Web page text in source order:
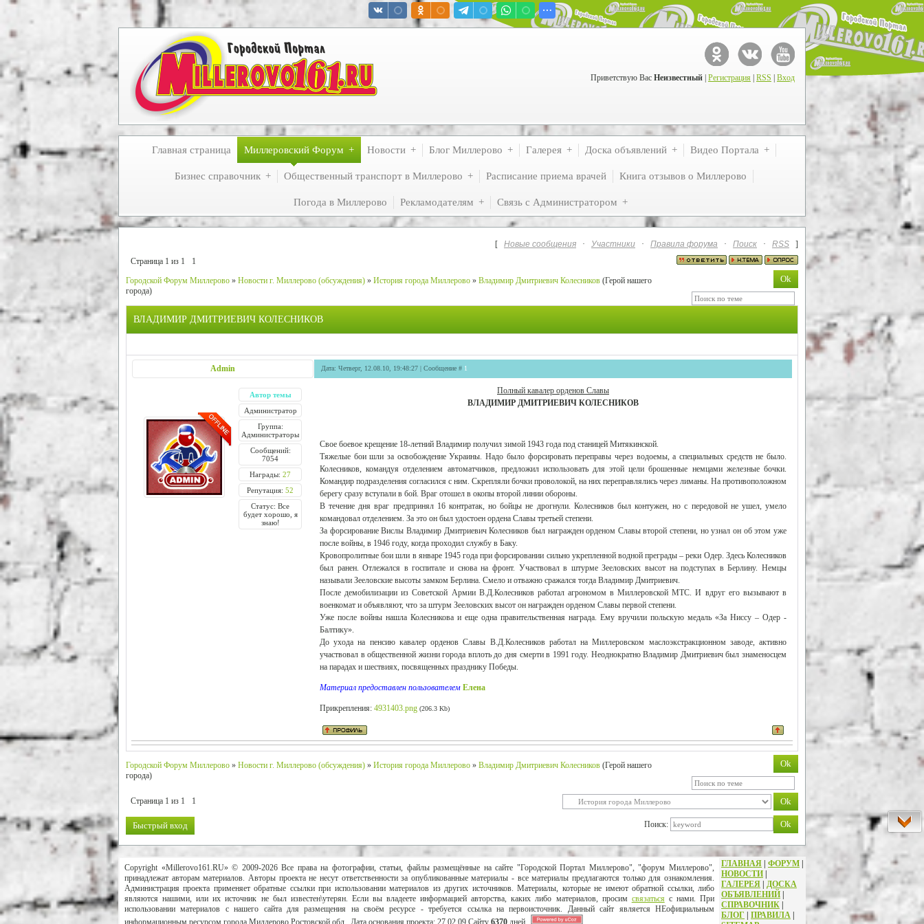
Приветствую Вас Неизвестный Регистрация RSS Вход
Главная страница Миллеровский Форум Новости Блог Миллерово Галерея Доска объявлений Видео Портала
Бизнес справочник Общественный транспорт в Миллерово Расписание приема врачей Книга отзывов о Миллерово
Погода в Миллерово Рекламодателям Связь с Администратором
[ Новые сообщения · Участники · Правила форума · Поиск · RSS
]
Страница 1 из 1
1
Городской Форум Миллерово » Новости г. Миллерово (обсуждения) » История города Миллерово » Владимир Дмитриевич Колесников (Герой нашего
города)
ВЛАДИМИР ДМИТРИЕВИЧ КОЛЕСНИКОВ
Admin Дата: Четверг, 12.08.10, 19:48:27 | Сообщение # 1
Автор темы
Администратор
Группа:
Администраторы
Сообщений:
7054
Награды: 27
Репутация: 52
Статус: Все
будет хорошо, я
знаю!
Полный кавалер орденов Славы
ВЛАДИМИР ДМИТРИЕВИЧ КОЛЕСНИКОВ
Свое боевое крещение 18-летний Владимир получил зимой 1943 года под станицей Митякинской.
Тяжелые бои шли за освобождение Украины. Надо было форсировать переправы через водоемы, а специальных средств не было.
Колесников, командуя отделением автоматчиков, предложил использовать для этой цели брошенные немцами железные бочки.
Командир подразделения согласился с ним. Скрепляли бочки проволокой, на них переправлялись через лиманы. На противоположном
берегу сразу вступали в бой. Враг отошел в окопы второй линии обороны.
В течение дня враг предпринял 16 контратак, но бойцы не дрогнули. Колесников был контужен, но с передовой не ушел, умело
командовал отделением. За это он был удостоен ордена Славы третьей степени.
За форсирование Вислы Владимир Дмитриевич Колесников был награжден орденом Славы второй степени, но узнал он об этом уже
после войны, в 1946 году, когда проходил службу в Баку.
Кровопролитные бои шли в январе 1945 года при форсировании сильно укрепленной водной преграды – реки Одер. Здесь Колесников
был ранен. Отлежался в госпитале и снова на фронт. Участвовал в штурме Зееловских высот на подступах в Берлину. Немцы
называли Зееловские высоты замком Берлина. Смело и отважно сражался тогда Владимир Дмитриевич.
После демобилизации из Советской Армии В.Д.Колесников работал агрономом в Миллеровской МТС. И вдруг его вызывают в
военкомат и объявляют, что за штурм Зееловских высот он награжден орденом Славы первой степени.
Уже после войны нашла Колесникова и еще одна правительственная награда. Ему вручили польскую медаль «За Ниссу – Одер -
Балтику».
До ухода на пенсию кавалер орденов Славы В.Д.Колесников работал на Миллеровском маслоэкстракционном заводе, активно
участвовал в общественной жизни города вплоть до дня смерти в 1991 году. Неоднократно Владимир Дмитриевич был знаменосцем
на парадах и шествиях, посвященных празднику Победы.
Материал предоставлен пользователем Елена
Прикрепления: 4931403.png (206.3 Kb)
Городской Форум Миллерово » Новости г. Миллерово (обсуждения) » История города Миллерово » Владимир Дмитриевич Колесников (Герой нашего
города)
Страница 1 из 1 1
Поиск:
Copyright «Millerovo161.RU» © 2009-2026 Все права на фотографии, статьи, файлы размещённые на сайте "Городской Портал Миллерово", "форум Миллерово",
принадлежат авторам материалов. Авторы проекта не несут ответственности за опубликованные материалы - все материалы предлагаются только для ознакомления.
Администрация проекта применяет обратные ссылки при использовании материалов из других источников. Материалы, которые не имеют обратной ссылки, либо
являются нашими, или их источник не был известен\утерян. Если вы владеете информацией авторства, каких либо материалов, просим связатьсяс нами. При
использовании материалов с нашего сайта для размещения на своём ресурсе - требуется ссылка на первоисточник. Данный сайт является НЕофициальным
информационным ресурсом города Миллерово Ростовской обл.. Дата основания проекта: 27.02.09 Сайту 6370 дней.
ГЛАВНАЯ ФОРУМ
НОВОСТИ
ГАЛЕРЕЯ
ДОСКА
ОБЪЯВЛЕНИЙ
СПРАВОЧНИК
БЛОГ
ПРАВИЛА